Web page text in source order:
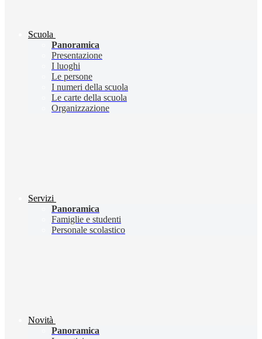
Scuola
Panoramica
Presentazione
I luoghi
Le persone
I numeri della scuola
Le carte della scuola
Organizzazione
Servizi
Panoramica
Famiglie e studenti
Personale scolastico
Novità
Panoramica